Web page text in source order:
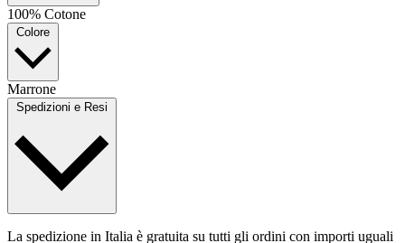
100% Cotone
Colore
Marrone
Spedizioni e Resi
La spedizione in Italia è gratuita su tutti gli ordini con importi uguali